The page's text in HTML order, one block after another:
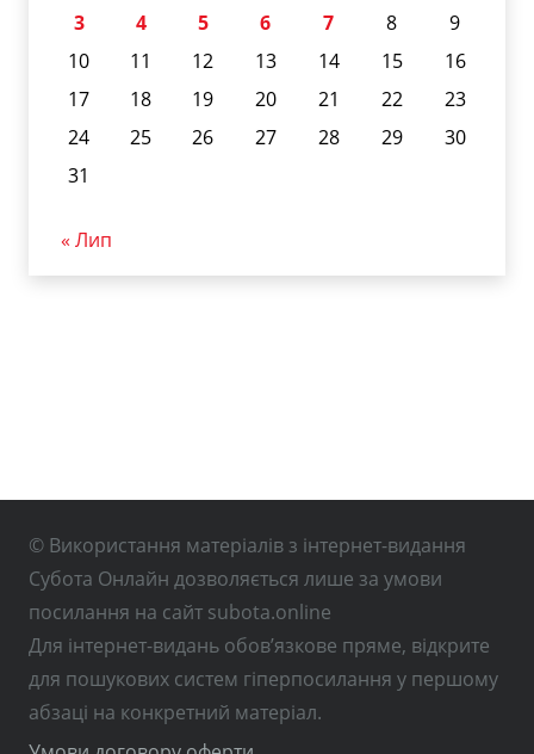
3
4 5 6 7 8
9
10
11 12 13 14 15
16
17
18 19 20 21 22
23
24
25 26 27 28 29
30
31
« Лип
© Використання матеріалів з інтернет-видання
Субота Онлайн дозволяється лише за умови
посилання на сайт subota.online
Для інтернет-видань обов’язкове пряме, відкрите
для пошукових систем гіперпосилання у першому
абзаці на конкретний матеріал.